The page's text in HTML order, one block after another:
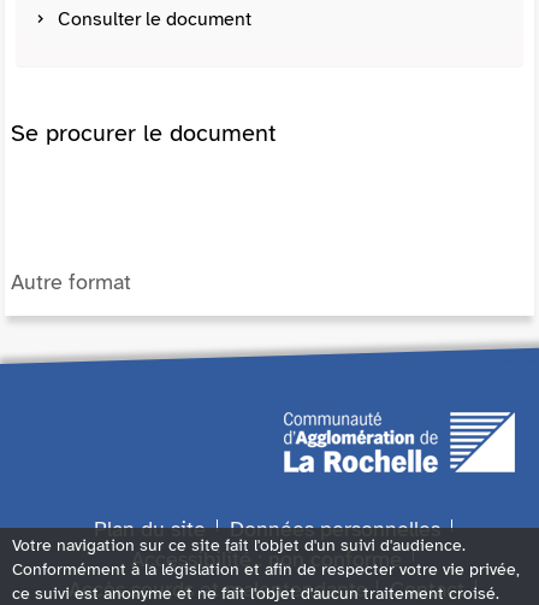
Consulter le document
Se procurer le document
Autre format
Plan du site
Données personnelles
Accessibilité : non conforme
Accès sourds et malentendants
Contact
Votre navigation sur ce site fait l'objet d'un suivi d'audience.
Conformément à la législation et afin de respecter votre vie privée,
ce suivi est anonyme et ne fait l'objet d'aucun traitement croisé.